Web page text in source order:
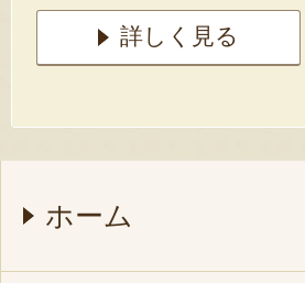
詳しく見る
ホーム